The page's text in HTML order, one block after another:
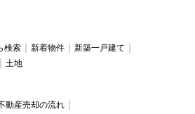
検索 新着物件
新築一戸建て
土地
動産売却の流れ